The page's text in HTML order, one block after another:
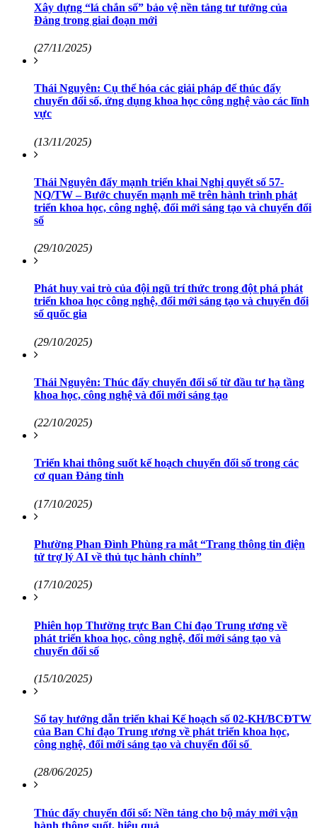
Xây dựng “lá chắn số” bảo vệ nền tảng tư tưởng của
Đảng trong giai đoạn mới
(27/11/2025)
Thái Nguyên: Cụ thể hóa các giải pháp để thúc đẩy
chuyển đổi số, ứng dụng khoa học công nghệ vào các lĩnh
vực
(13/11/2025)
Thái Nguyên đẩy mạnh triển khai Nghị quyết số 57-
NQ/TW – Bước chuyển mạnh mẽ trên hành trình phát
triển khoa học, công nghệ, đổi mới sáng tạo và chuyển đổi
số
(29/10/2025)
Phát huy vai trò của đội ngũ trí thức trong đột phá phát
triển khoa học công nghệ, đổi mới sáng tạo và chuyển đổi
số quốc gia
(29/10/2025)
Thái Nguyên: Thúc đẩy chuyển đổi số từ đầu tư hạ tầng
khoa học, công nghệ và đổi mới sáng tạo
(22/10/2025)
Triển khai thông suốt kế hoạch chuyển đổi số trong các
cơ quan Đảng tỉnh
(17/10/2025)
Phường Phan Đình Phùng ra mắt “Trang thông tin điện
tử trợ lý AI về thủ tục hành chính”
(17/10/2025)
Phiên họp Thường trực Ban Chỉ đạo Trung ương về
phát triển khoa học, công nghệ, đổi mới sáng tạo và
chuyển đổi số
(15/10/2025)
Sổ tay hướng dẫn triển khai Kế hoạch số 02-KH/BCĐTW
của Ban Chỉ đạo Trung ương về phát triển khoa học,
công nghệ, đổi mới sáng tạo và chuyển đổi số
(28/06/2025)
Thúc đẩy chuyển đổi số: Nền tảng cho bộ máy mới vận
hành thông suốt, hiệu quả